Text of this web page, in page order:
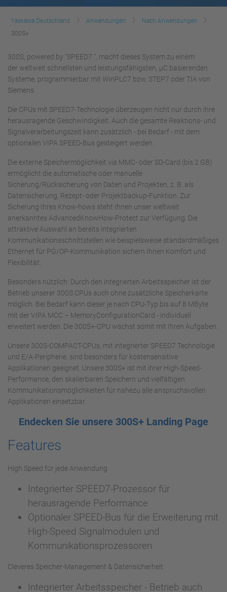
Yaskawa Deutschland Anwendungen
Nach Anwendungen
300S+
300S, powered by "SPEED7 ", macht dieses System zu einem
der weltweit schnellsten und leistungsfähigsten, µC basierenden
Systeme, programmierbar mit WinPLC7 bzw. STEP7 oder TIA von
Siemens.
Die CPUs mit SPEED7-Technologie überzeugen nicht nur durch ihre
herausragende Geschwindigkeit. Auch die gesamte Reaktions- und
Signalverarbeitungszeit kann zusätzlich - bei Bedarf - mit dem
optionalen VIPA SPEED-Bus gesteigert werden.
Die externe Speichermöglichkeit via MMC- oder SD-Card (bis 2 GB)
ermöglicht die automatische oder manuelle
Sicherung/Rücksicherung von Daten und Projekten, z. B. als
Datensicherung, Rezept- oder Projektbackup-Funktion. Zur
Sicherung Ihres Know-hows steht Ihnen unser weltweit
anerkanntes AdvancedKnowHow-Protect zur Verfügung. Die
attraktive Auswahl an bereits integrierten
Kommunikationsschnittstellen wie beispielsweise standardmäßiges
Ethernet für PG/OP-Kommunikation sichern Ihnen Komfort und
Flexibilität.
Besonders nützlich: Durch den integrierten Arbeitsspeicher ist der
Betrieb unserer 300S CPUs auch ohne zusätzliche Speicherkarte
möglich. Bei Bedarf kann dieser je nach CPU-Typ bis auf 8 MByte
mit der VIPA MCC – MemoryConfigurationCard - individuell
erweitert werden. Die 300S+-CPU wächst somit mit Ihren Aufgaben.
Unsere 300S-COMPACT-CPUs, mit integrierter SPEED7 Technologie
und E/A-Peripherie, sind besonders für kostensensitive
Applikationen geeignet. Unsere 300S+ ist mit ihrer High-Speed-
Performance, den skalierbaren Speichern und vielfältigen
Kommunikationsmöglichkeiten für nahezu alle anspruchsvollen
Applikationen einsetzbar.
Endecken Sie unsere 300S+ Landing Page
Features
High Speed für jede Anwendung
Integrierter SPEED7-Prozessor für
herausragende Performance
Optionaler SPEED-Bus für die Erweiterung mit
High-Speed Signalmodulen und
Kommunikationsprozessoren
Cleveres Speicher-Management & Datensicherheit
Integrierter Arbeitsspeicher - Betrieb auch